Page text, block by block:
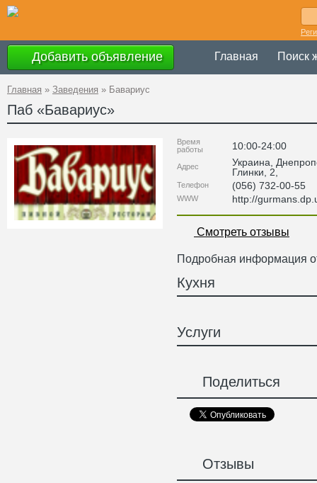
Добавить объявление Главная Поиск
Главная » Заведения » Бавариус
Паб «Бавариус»
Время
работы
10:00-24:00
Адрес Украина
Глинки, 2
Телефон (056) 732-00-55
WWW http://
Смотреть отзывы
Подробная информация
Кухня
Услуги
Поделиться
Отзывы